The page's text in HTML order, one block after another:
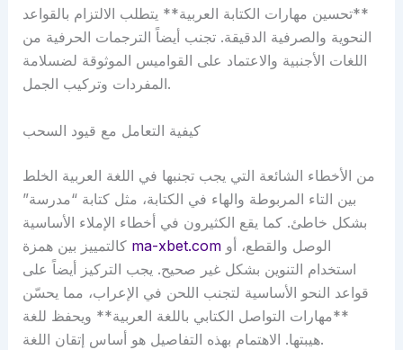
**تحسين مهارات الكتابة العربية** يتطلب الالتزام بالقواعد
النحوية والصرفية الدقيقة. تجنب أيضاً الترجمات الحرفية من
اللغات الأجنبية والاعتماد على القواميس الموثوقة لضسلامة
المفردات وتركيب الجمل.
كيفية التعامل مع قيود السحب
من الأخطاء الشائعة التي يجب تجنبها في اللغة العربية الخلط
بين التاء المربوطة والهاء في الكتابة، مثل كتابة “مدرسة”
بشكل خاطئ. كما يقع الكثيرون في أخطاء الإملاء الأساسية
كالتمييز بين همزة ma-xbet.comالوصل والقطع، أو
استخدام التنوين بشكل غير صحيح. يجب التركيز أيضاً على
قواعد النحو الأساسية لتجنب اللحن في الإعراب، مما يحسّن
**مهارات التواصل الكتابي باللغة العربية** ويحفظ للغة
هيبتها. الاهتمام بهذه التفاصيل هو أساس إتقان اللغة.